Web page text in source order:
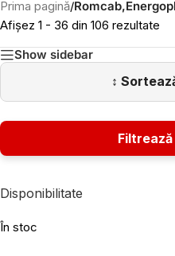
Prima pagină/
Afișez 1 - 36 din 106 rezultate
Show sidebar
Disponibilitate
În stoc